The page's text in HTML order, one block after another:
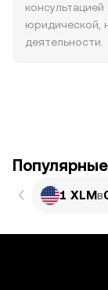
юридической,
деятельности.
1 XLMв